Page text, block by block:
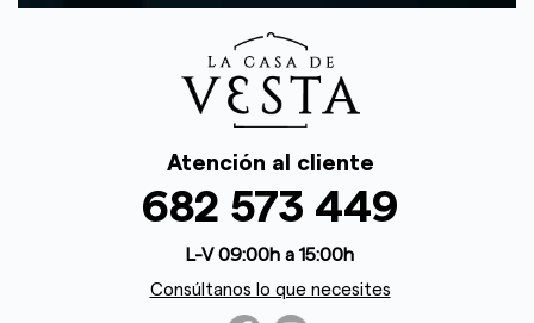
Atención al cliente
682 573 449
L-V 09:00h a 15:00h
Consúltanos lo que necesites